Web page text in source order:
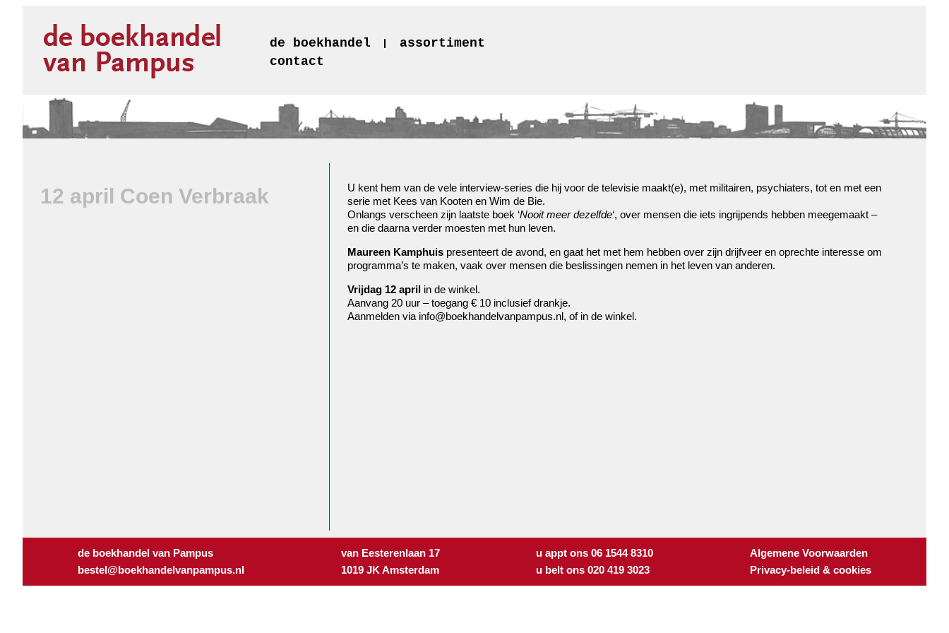
de boekhandel
assortiment
contact
contact
nieuwsbrief
12 april Coen Verbraak
U kent hem van de vele interview-series die hij voor de televisie maakt(e), met militairen, psychiaters, tot en met een
serie met Kees van Kooten en Wim de Bie.
Onlangs verscheen zijn laatste boek ‘Nooit meer dezelfde‘, over mensen die iets ingrijpends hebben meegemaakt –
en die daarna verder moesten met hun leven.
Maureen Kamphuis presenteert de avond, en gaat het met hem hebben over zijn drijfveer en oprechte interesse om
programma’s te maken, vaak over mensen die beslissingen nemen in het leven van anderen.
Vrijdag 12 april in de winkel.
Aanvang 20 uur – toegang € 10 inclusief drankje.
Aanmelden via info@boekhandelvanpampus.nl, of in de winkel.
de boekhandel van Pampus
bestel@boekhandelvanpampus.nl
van Eesterenlaan 17
1019 JK Amsterdam
u appt ons 06 1544 8310
u belt ons 020 419 3023
Algemene Voorwaarden
Privacy-beleid & cookies